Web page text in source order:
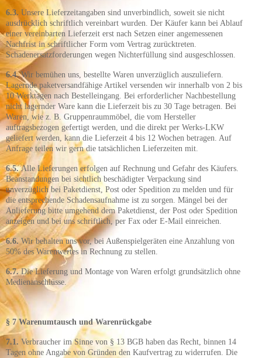
6.3. Unsere Lieferzeitangaben sind unverbindlich, soweit sie nicht
ausdrücklich schriftlich vereinbart wurden. Der Käufer kann bei Ablauf
einer vereinbarten Lieferzeit erst nach Setzen einer angemessenen
Nachfrist in schriftlicher Form vom Vertrag zurücktreten.
Schadenersatzforderungen wegen Nichterfüllung sind ausgeschlossen.
6.4.Wir bemühen uns, bestellte Waren unverzüglich auszuliefern.
Lagernde paketversandfähige Artikel versenden wir innerhalb von 2 bis
10 Werktagen nach Bestelleingang. Bei erforderlicher Nachbestellung
nicht lagernder Ware kann die Lieferzeit bis zu 30 Tage betragen. Bei
Waren, wie z. B. Gruppenraummöbel, die vom Hersteller
auftragsbezogen gefertigt werden, und die direkt per Werks-LKW
geliefert werden, kann die Lieferzeit 4 bis 12 Wochen betragen. Auf
Anfrage teilen wir gern die tatsächlichen Lieferzeiten mit.
6.5.Alle Lieferungen erfolgen auf Rechnung und Gefahr des Käufers.
Beanstandungen bei sichtlich beschädigter Verpackung sind
unverzüglich bei Paketdienst, Post oder Spedition zu melden und für
die entsprechende Schadensaufnahme ist zu sorgen. Mängel bei der
Anlieferung bitte umgehend dem Paketdienst, der Post oder Spedition
anzeigen und bei uns schriftlich, per Fax oder E-Mail einreichen.
6.6. Wir behalten uns vor, bei Außenspielgeräten eine Anzahlung von
50% des Warenwertes in Rechnung zu stellen.
6.7.Die Lieferung und Montage von Waren erfolgt grundsätzlich ohne
Medienanschlüsse.
§ 7 Warenumtausch und Warenrückgabe
7.1. Verbraucher im Sinne von § 13 BGB haben das Recht, binnen 14
Tagen ohne Angabe von Gründen den Kaufvertrag zu widerrufen. Die